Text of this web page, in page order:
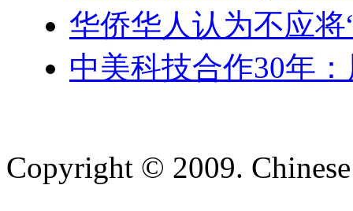
华侨华人认为不应
中美科技合作30年
Copyright © 2009.